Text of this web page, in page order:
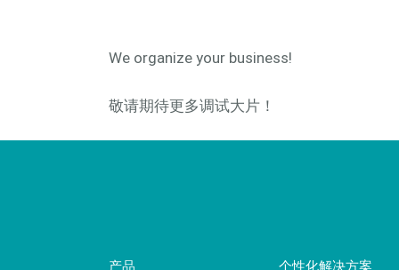
We organize your business!
敬请期待更多调试大片！
产品 个性化解决方案